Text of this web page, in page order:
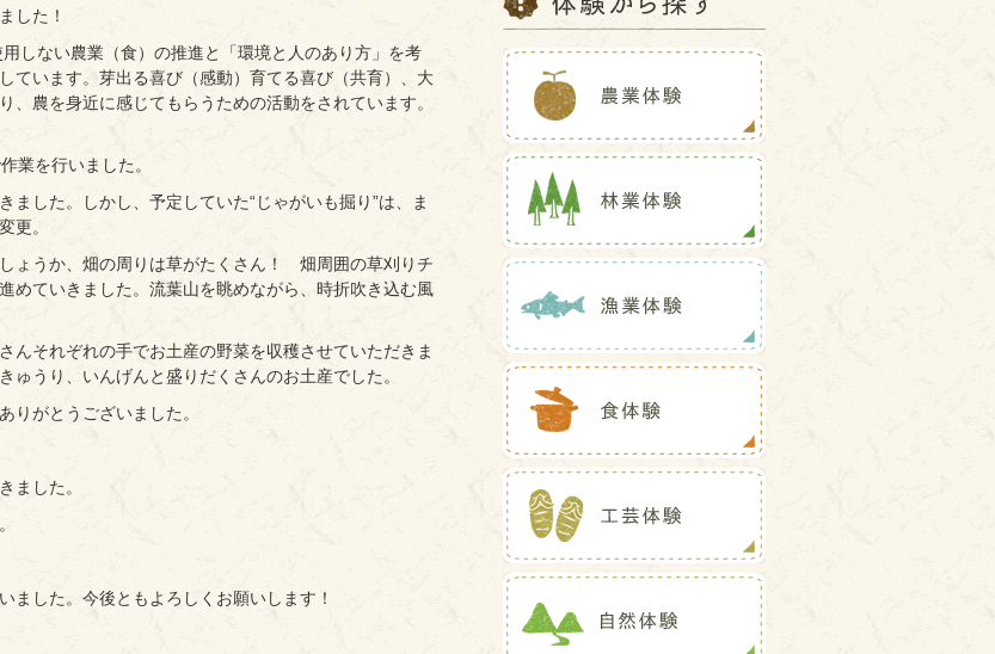
した！
しない農業（食）の推進と「環境と人のあり方」を考
ています。芽出る喜び（感動）育てる喜び（共育）、大
、農を身近に感じてもらうための活動をされています。
業を行いました。
した。しかし、予定していた“じゃがいも掘り”は、ま
更。
ょうか、畑の周りは草がたくさん！ 畑周囲の草刈りチ
めていきました。流葉山を眺めながら、時折吹き込む風
んそれぞれの手でお土産の野菜を収穫させていただきま
ゅうり、いんげんと盛りだくさんのお土産でした。
りがとうございました。
ました。
ました。今後ともよろしくお願いします！